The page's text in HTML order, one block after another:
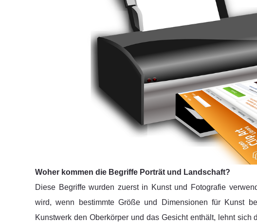
Woher kommen die Begriffe Porträt und Landschaft?
Diese Begriffe wurden zuerst in Kunst und Fotografie
wird, wenn bestimmte Größe und Dimensionen für Kunst
Kunstwerk den Oberkörper und das Gesicht enthält, lehnt